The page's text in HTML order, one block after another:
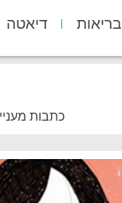
בריאות דיאטה
כתבות